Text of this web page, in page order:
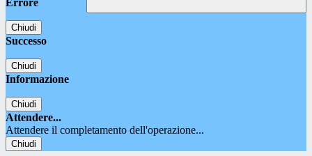
Errore
Chiudi
Successo
Chiudi
Informazione
Chiudi
Attendere...
Attendere il completamento dell'operazione...
Chiudi